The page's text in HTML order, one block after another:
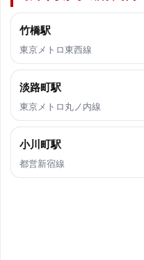
竹橋駅
東京メトロ東西線
淡路町駅
東京メトロ丸ノ内線
小川町駅
都営新宿線